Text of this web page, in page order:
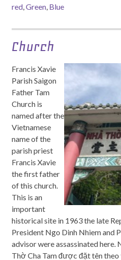
red,Green, Blue
Church
Francis Xavie
Parish Saigon
Father Tam
Church is
named after the
Vietnamese
name of the
parish priest
Francis Xavie
the first father
of this church.
This is an
important
historical site in 1963 the late
President Ngo Dinh Nhiem and
advisor were assassinated here.
Thờ Cha Tam được đặt tên